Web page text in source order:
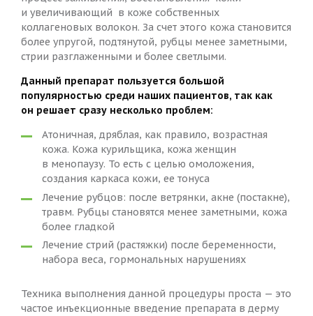
и увеличивающий в коже собственных
коллагеновых волокон. За счет этого кожа становится
более упругой, подтянутой, рубцы менее заметными,
стрии разглаженными и более светлыми.
Данный препарат пользуется большой
популярностью среди наших пациентов, так как
он решает сразу несколько проблем:
Атоничная, дряблая, как правило, возрастная
кожа. Кожа курильщика, кожа женщин
в менопаузу. То есть с целью омоложения,
создания каркаса кожи, ее тонуса
Лечение рубцов: после ветрянки, акне (постакне),
травм. Рубцы становятся менее заметными, кожа
более гладкой
Лечение стрий (растяжки) после беременности,
набора веса, гормональных нарушениях
Техника выполнения данной процедуры проста — это
частое инъекционные введение препарата в дерму